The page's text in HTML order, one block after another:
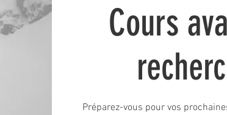
Cours
Préparez-vous pour vos